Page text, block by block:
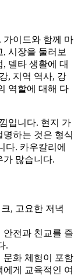
가이드와 함께 마
시장을 둘러보
델타 생활에 대
, 지역 역사, 강
역할에 대해 다
입니다. 현지 가
하는 것은 형식
다. 카우칼리에
가 많습니다.
, 고요한 저녁
안전과 친교를 즐
.
문화 체험이 포함
에게 교육적인 여